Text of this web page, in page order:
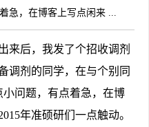
急，在博客上写点闲来 ...
来后，我发了个招收调剂
调剂的同学，在与个别同
问题，有点着急，在博
年准硕研们一点触动。